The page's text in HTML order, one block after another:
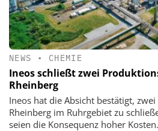
NEWS • CHEMIE
Ineos schließt zwei
Rheinberg
Ineos hat die Absicht bestätigt,
Rheinberg im Ruhrgebiet zu
seien die Konsequenz hoher Kosten.